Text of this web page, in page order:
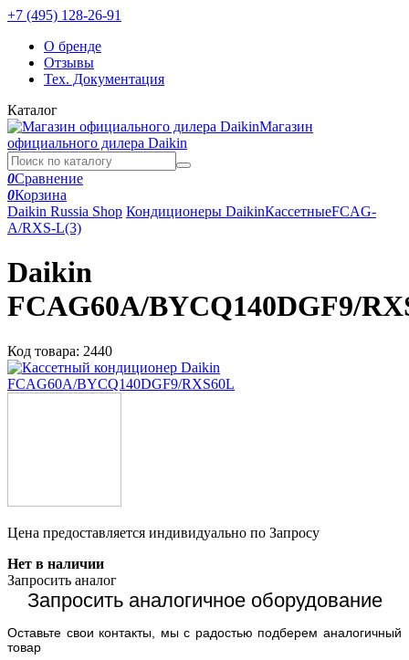
+7 (495) 128-26-91
О бренде
Отзывы
Тех. Документация
Каталог
Магазин
официального дилера Daikin
0Сравнение
0Корзина
Daikin Russia Shop Кондиционеры DaikinКассетныеFCAG-
A/RXS-L(3)
Daikin
FCAG60A/BYCQ140DGF9/
Код товара: 2440
Цена предоставляется индивидуально по Запросу
Нет в наличии
Запросить аналог
Запросить аналогичное оборудование
Оставьте свои контакты, мы с радостью подберем аналогичный
товар